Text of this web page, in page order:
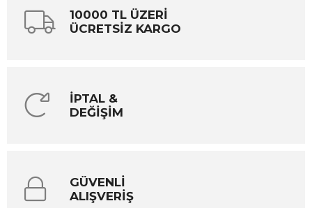
10000 TL ÜZERİ
ÜCRETSİZ KARGO
İPTAL &
DEĞİŞİM
GÜVENLİ
ALIŞVERİŞ